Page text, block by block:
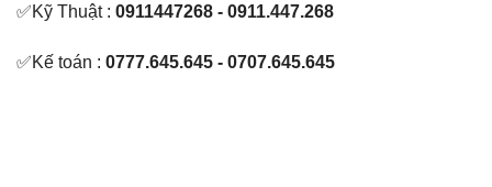
✅Kỹ Thuật : 0911447268 - 0911.447.268
✅Kế toán : 0777.645.645 - 0707.645.645